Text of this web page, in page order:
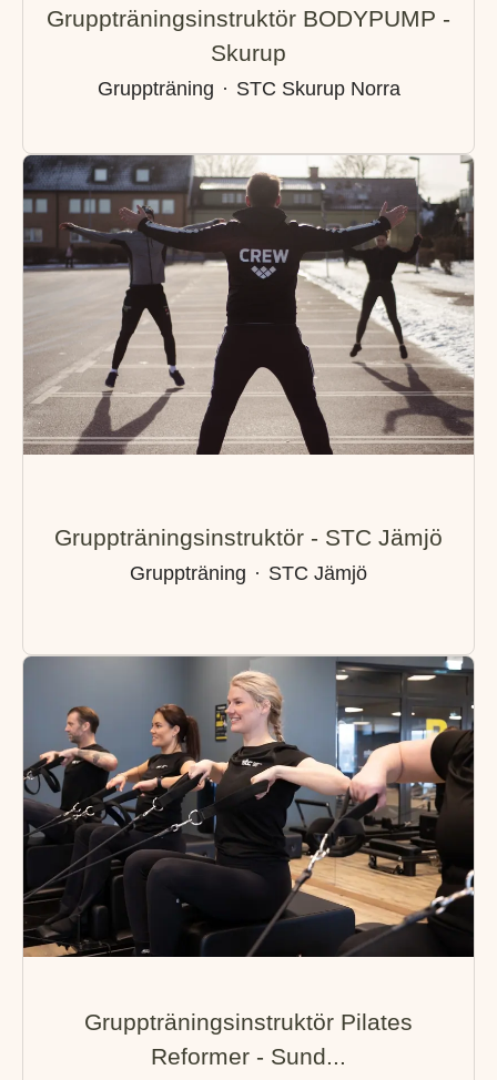
Gruppträningsinstruktör BODYPUMP -
Skurup
Gruppträning · STC Skurup Norra
Gruppträningsinstruktör - STC Jämjö
Gruppträning · STC Jämjö
Gruppträningsinstruktör Pilates
Reformer - Sund...